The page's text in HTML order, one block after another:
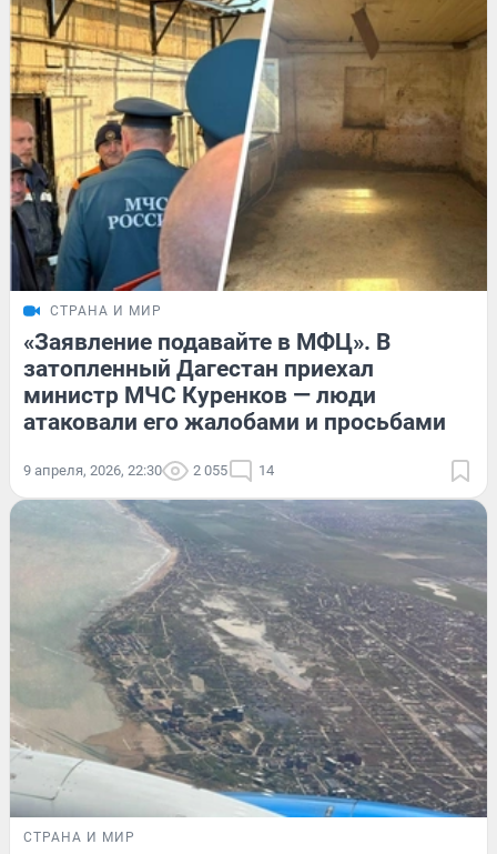
СТРАНА И МИР
«Заявление подавайте в МФЦ». В
затопленный Дагестан приехал
министр МЧС Куренков — люди
атаковали его жалобами и просьбами
9 апреля, 2026, 22:30 2 055 14
СТРАНА И МИР